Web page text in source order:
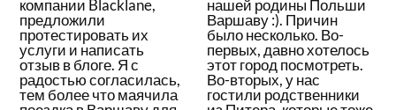
компании Blacklane,
предложили
протестировать их
услуги и написать
отзыв в блоге. Я с
радостью согласилась,
тем более что маячила
нашей родины Польши
Варшаву :). Причин
было несколько. Во-
первых, давно хотелось
этот город посмотреть.
Во-вторых, у нас
гостили родственники